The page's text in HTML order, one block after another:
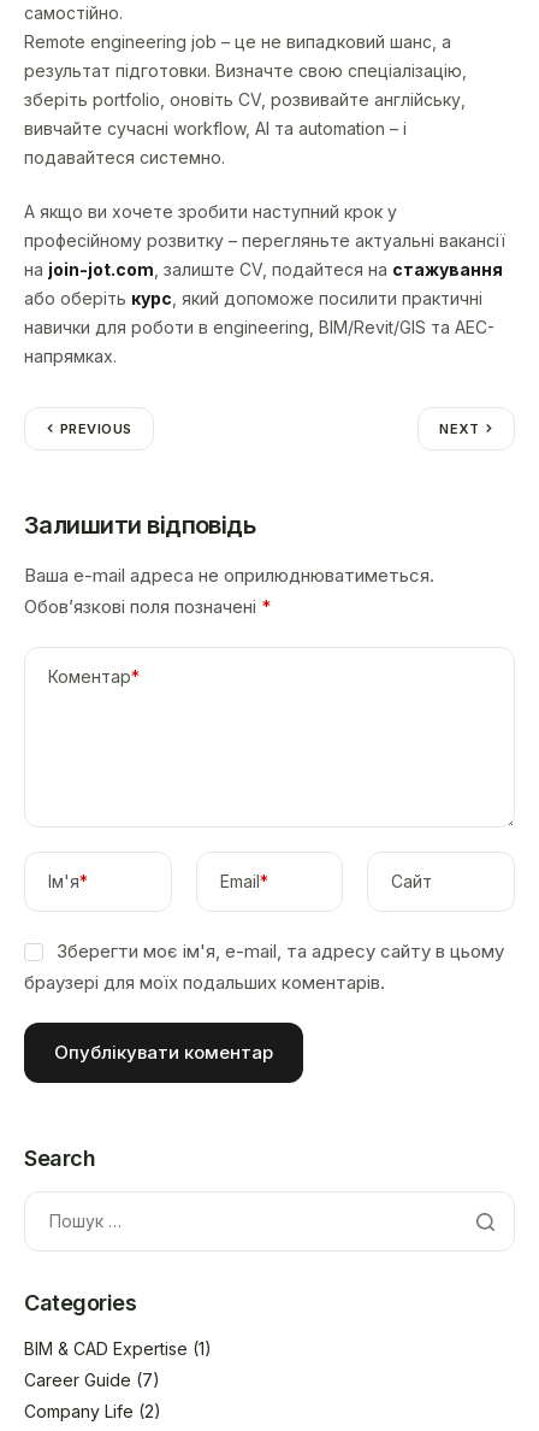
самостійно.
Remote engineering job – це не випадковий шанс, а
результат підготовки. Визначте свою спеціалізацію,
зберіть portfolio, оновіть CV, розвивайте англійську,
вивчайте сучасні workflow, AI та automation – і
подавайтеся системно.
А якщо ви хочете зробити наступний крок у
професійному розвитку – перегляньте актуальні вакансії
на join-jot.com , залиште CV, подайтеся на стажування
або оберіть курс , який допоможе посилити практичні
навички для роботи в engineering, BIM/Revit/GIS та AEC-
напрямках.
PREVIOUS NEXT
Залишити відповідь
Ваша e-mail адреса не оприлюднюватиметься.
Обов’язкові поля позначені *
Коментар*
Ім'я* Email* Сайт
Зберегти моє ім'я, e-mail, та адресу сайту в цьому
браузері для моїх подальших коментарів.
Search
Categories
BIM & CAD Expertise (1)
Career Guide (7)
Company Life (2)